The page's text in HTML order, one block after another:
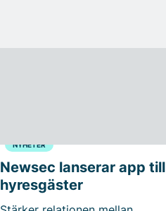
NYHETER
Newsec lanserar app till
hyresgäster